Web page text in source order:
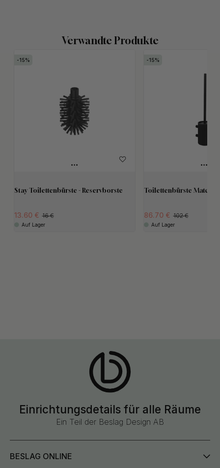
Verwandte Produkte
15
Stay Toilettenbürste - Reservborste
13.60 16
Auf Lager
15
Toilettenbürste Match -
86.70 102
Auf Lager
Einrichtungsdetails für alle Räume
Ein Teil der Beslag Design AB
BESLAG ONLINE